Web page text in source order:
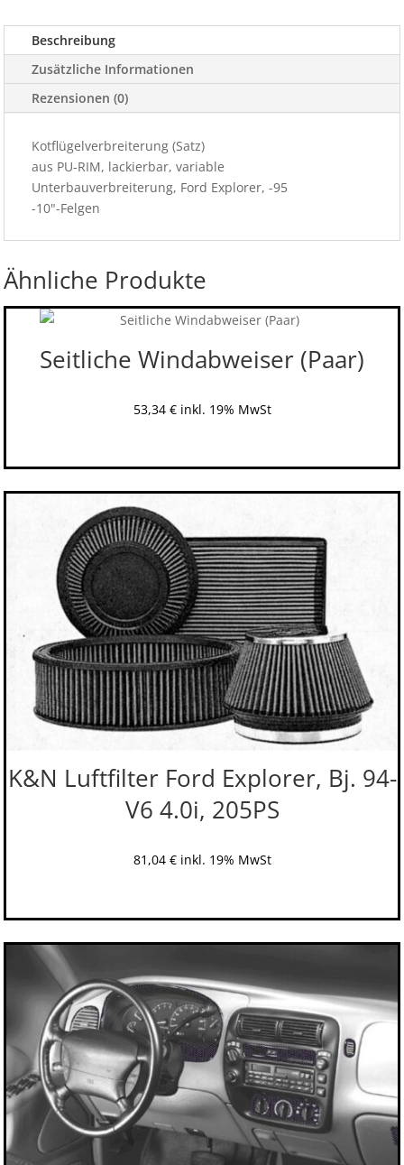
Beschreibung
Zusätzliche Informationen
Rezensionen (0)
Kotflügelverbreiterung (Satz)
aus PU-RIM, lackierbar, variable
Unterbauverbreiterung, Ford Explorer, -95
-10"-Felgen
Ähnliche Produkte
Seitliche Windabweiser (Paar)
53,34 € inkl. 19% MwSt
K&N Luftfilter Ford Explorer, Bj. 94-
V6 4.0i, 205PS
81,04 € inkl. 19% MwSt